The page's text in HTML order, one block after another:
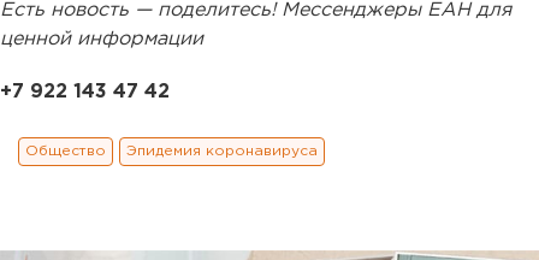
Есть новость — поделитесь! Мессенджеры ЕАН для
ценной информации
+7 922 143 47 42
Общество Эпидемия коронавируса